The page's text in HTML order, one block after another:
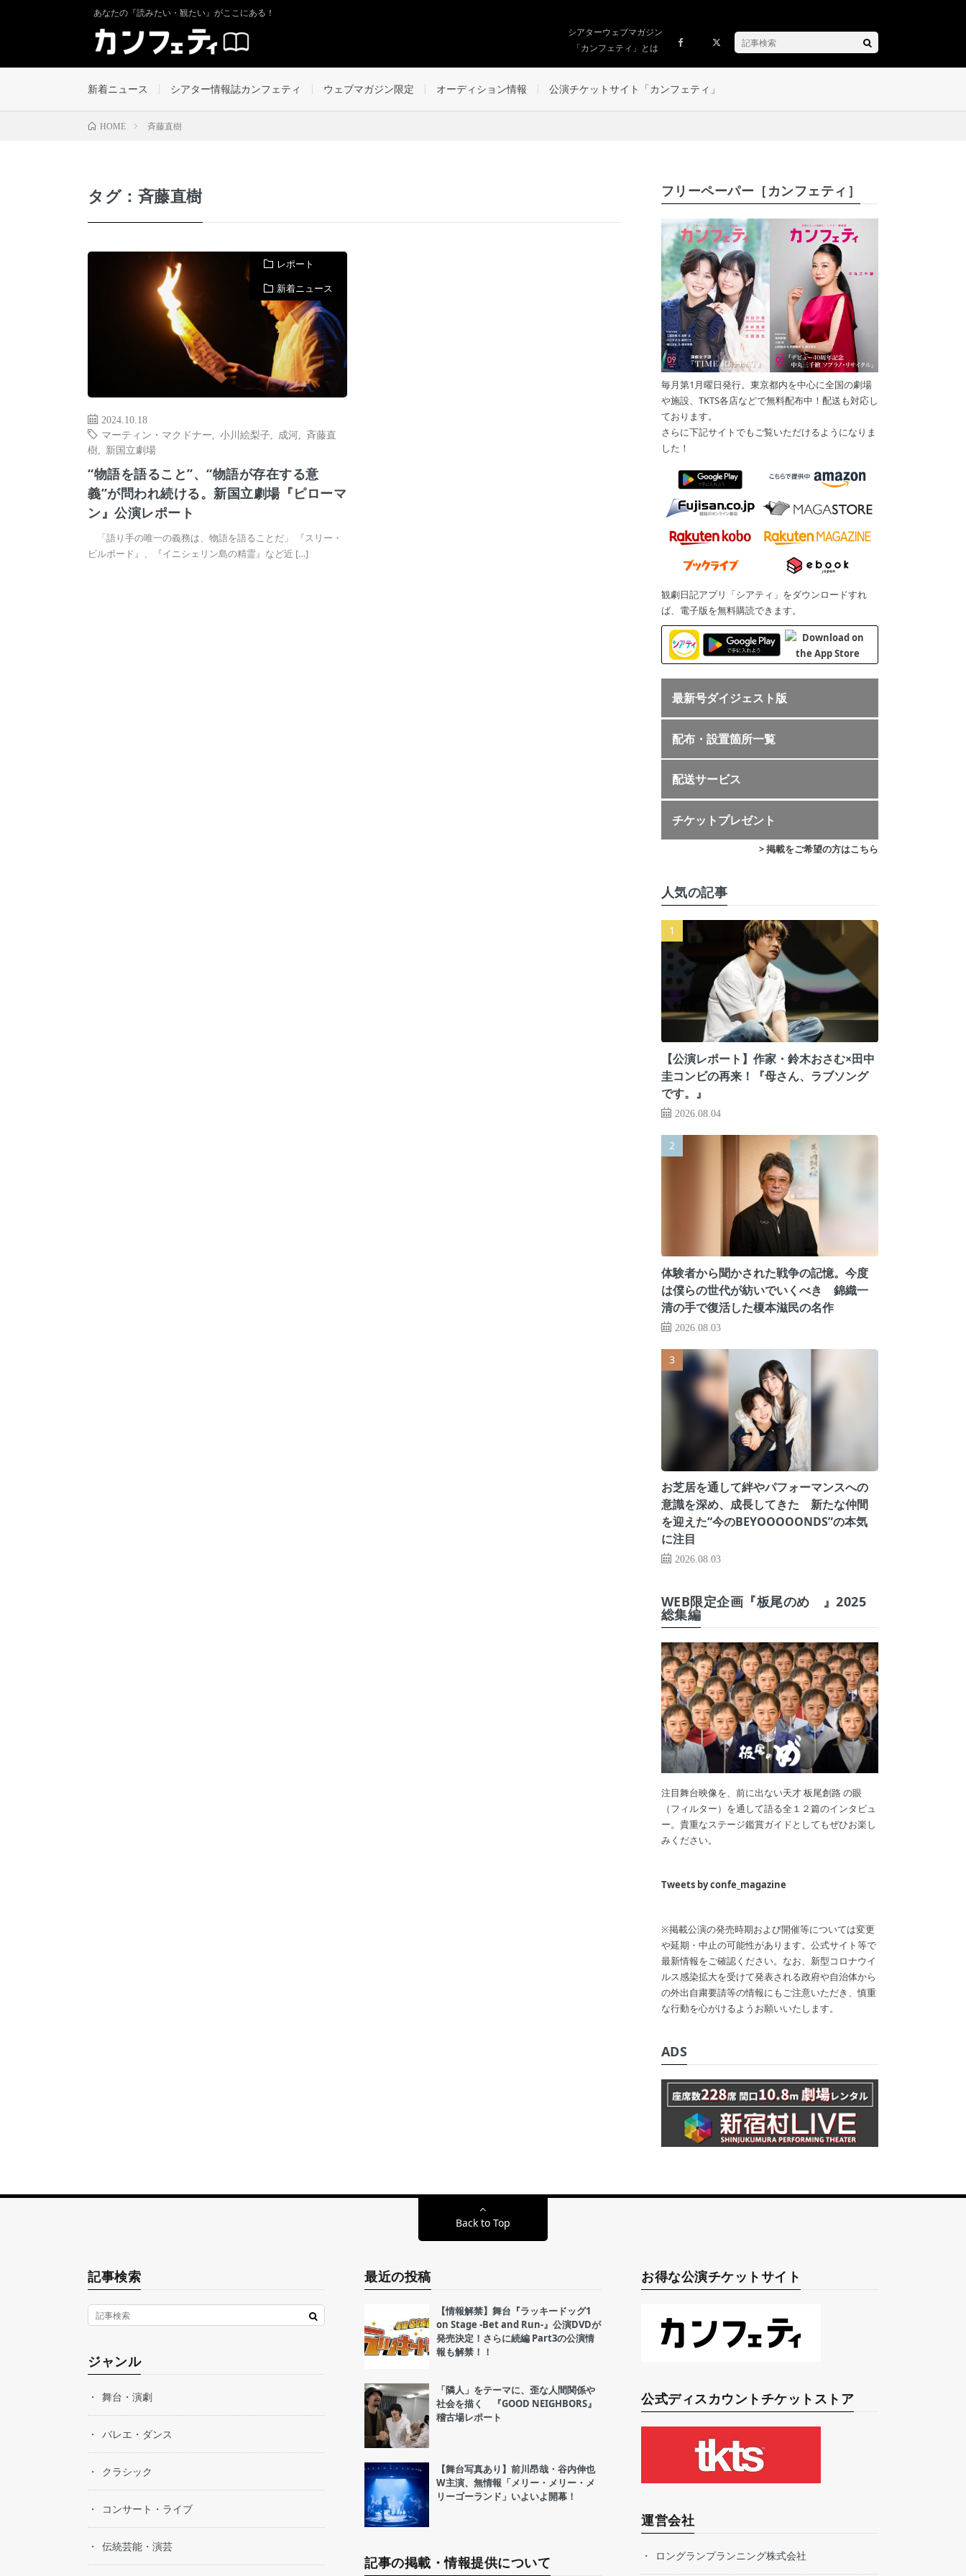
あなたの『読みたい・観たい』がここにある！
シアターウェブマガジン
「カンフェティ」とは
新着ニュース シアター情報誌カンフェティ ウェブマガジン限定 オーディション情報 公演チケットサイト「カンフェティ」
HOME 斉藤直樹
タグ：斉藤直樹
レポート
新着ニュース
2024.10.18
マーティン・マクドナー
小川絵梨子 成河
斉藤直
樹
新国立劇場
“物語を語ること”、“物語が存在する意
義”が問われ続ける。新国立劇場『ピローマ
ン』公演レポート
「語り手の唯一の義務は、物語を語ることだ」 『スリー・
ビルボード』、『イニシェリン島の精霊』など近 […]
フリーペーパー［カンフェティ］
毎月第1月曜日発行。東京都内を中心に全国の劇場
や施設、TKTS各店などで無料配布中！配送も対応し
ております。
さらに下記サイトでもご覧いただけるようになりま
した！
観劇日記アプリ「シアティ」をダウンロードすれ
ば、電子版を無料購読できます。
最新号ダイジェスト版
配布・設置箇所一覧
配送サービス
チケットプレゼント
> 掲載をご希望の方はこちら
人気の記事
【公演レポート】作家・鈴木おさむ×田中
圭コンビの再来！『母さん、ラブソング
です。』
2026.08.04
体験者から聞かされた戦争の記憶。今度
は僕らの世代が紡いでいくべき 錦織一
清の手で復活した榎本滋民の名作
2026.08.03
お芝居を通して絆やパフォーマンスへの
意識を深め、成長してきた 新たな仲間
を迎えた“今のBEYOOOOONDS”の本気
に注目
2026.08.03
WEB限定企画『板尾のめ゙』2025
総集編
注目舞台映像を、前に出ない天才 板尾創路 の眼
（フィルター）を通して語る全１２篇のインタビュ
ー。貴重なステージ鑑賞ガイドとしてもぜひお楽し
みください。
Tweets by confe_magazine
※掲載公演の発売時期および開催等については変更
や延期・中止の可能性があります。公式サイト等で
最新情報をご確認ください。なお、新型コロナウイ
ルス感染拡大を受けて発表される政府や自治体から
の外出自粛要請等の情報にもご注意いただき、慎重
な行動を心がけるようお願いいたします。
ADS
Back to Top
記事検索
ジャンル
舞台・演劇
バレエ・ダンス
クラシック
コンサート・ライブ
伝統芸能・演芸
最近の投稿
【情報解禁】舞台『ラッキードッグ1
on Stage -Bet and Run-』公演DVDが
発売決定！さらに続編 Part3の公演情
報も解禁！！
「隣人」をテーマに、歪な人間関係や
社会を描く 『GOOD NEIGHBORS』
稽古場レポート
【舞台写真あり】前川昂哉・谷内伸也
W主演、無情報「メリー・メリー・メ
リーゴーランド」いよいよ開幕！
記事の掲載・情報提供について
お得な公演チケットサイト
公式ディスカウントチケットストア
運営会社
ロングランプランニング株式会社